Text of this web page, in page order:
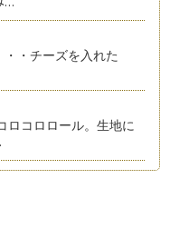
・チーズを入れた
ロコロロール。生地に